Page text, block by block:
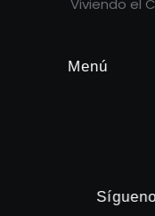
Viviendo el
Menú